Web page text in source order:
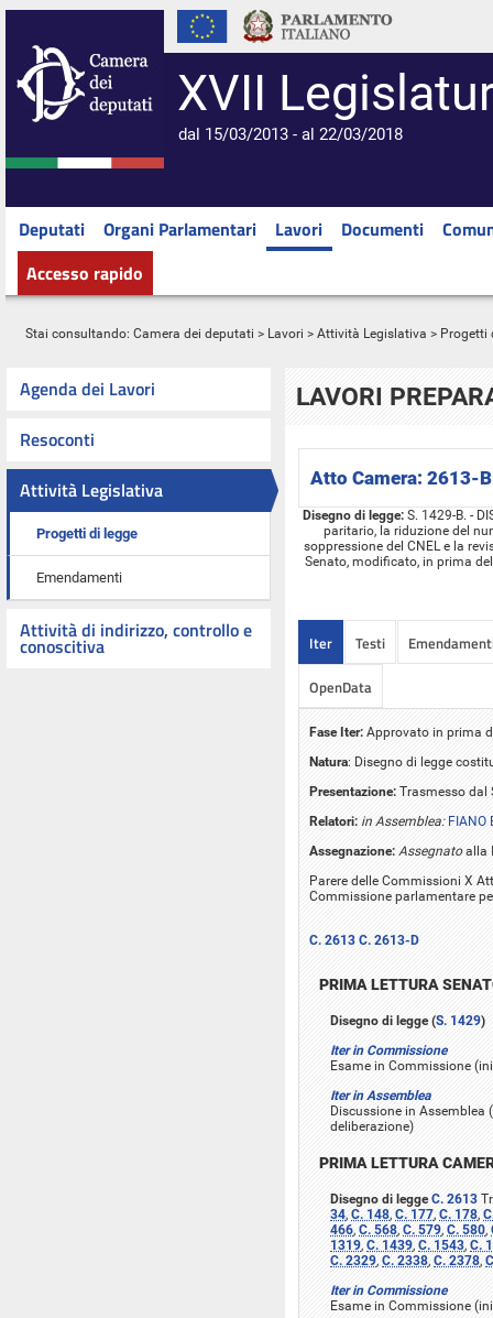
XVII
dal 15/03/2013 - al 22/03/2018
Deputati Organi Parlamentari Lavori Documenti
Accesso rapido
Stai consultando: Camera dei deputati > Lavori > Attività Legislativa > Progetti
Agenda dei Lavori
Resoconti
Attività Legislativa
Progetti di legge
Emendamenti
Attività di indirizzo, controllo e
conoscitiva
LAVORI
Atto Camera: 2613-B
Disegno di legge:S. 1429-B. -
paritario, la riduzione del
soppressione del CNEL e la
Senato, modificato, in prima
Iter Testi
OpenData
Fase Iter: Approvato in prima
Natura: Disegno di legge
Presentazione: Trasmesso dal
Relatori: in Assemblea: FIANO
Assegnazione: Assegnatoalla
Parere delle Commissioni X
Commissione parlamentare
C. 2613 C. 2613-D
PRIMA LETTURA
Disegno di legge (S. 1429)
Iter in Commissione
Esame in Commissione
Iter in Assemblea
Discussione in
deliberazione)
PRIMA LETTURA
Disegno di leggeC. 2613
34, C. 148, C. 177, C. 178,
466, C. 568, C. 579, C. 580,
1319, C. 1439, C. 1543, C.
C. 2329, C. 2338, C. 2378,
Iter in Commissione
Esame in Commissione